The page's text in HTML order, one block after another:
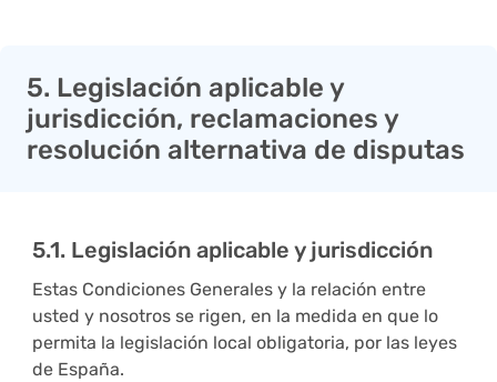
5. Legislación aplicable y
jurisdicción, reclamaciones y
resolución alternativa de disputas
5.1. Legislación aplicable y jurisdicción
Estas Condiciones Generales y la relación entre
usted y nosotros se rigen, en la medida en que lo
permita la legislación local obligatoria, por las leyes
de España.